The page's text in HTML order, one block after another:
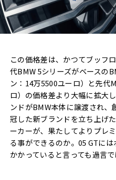
この価格差は、かつてブッフ
代BMW 5シリーズがベースの
ン：14万5500ユーロ）と先代
ロ）の価格差より大幅に拡大
ンドがBMW本体に譲渡され、
冠した新ブランドを立ち上げ
ーカーが、果たしてよりプレ
る事ができるのか。05 GTに
かかっていると言っても過言で